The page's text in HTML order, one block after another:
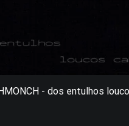
- dos entulhos